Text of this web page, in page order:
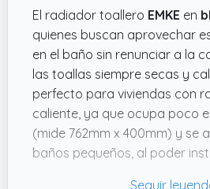
El radiador toallero EMKE en
quienes buscan aprovechar
en el baño sin renunciar a la
las toallas siempre secas y
perfecto para viviendas con
caliente, ya que ocupa poco
(mide 762mm x 400mm) y se
baños pequeños, al poder